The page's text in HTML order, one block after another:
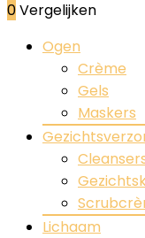
0Vergelijken
Ogen
Crème
Gels
Maskers
Lichaam